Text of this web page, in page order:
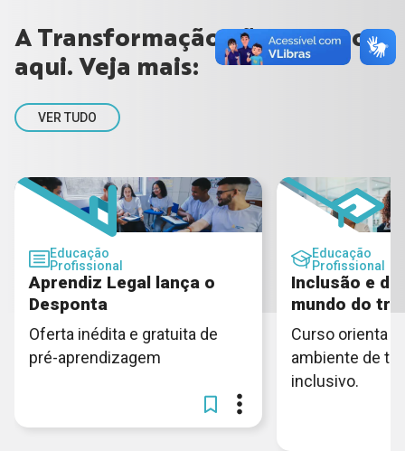
A Transformação não para por
aqui. Veja mais:
VER TUDO
Educação
Profissional
Aprendiz Legal lança o
Desponta
Oferta inédita e gratuita de
pré-aprendizagem
Educação
Profissional
Inclusão e
mundo do
Curso orienta
ambiente de
inclusivo.